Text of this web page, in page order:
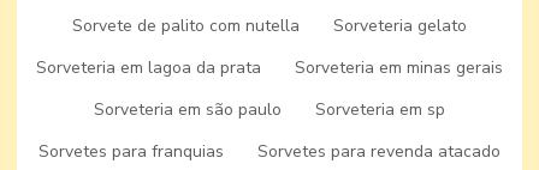
Sorvete de palito com nutella
Sorveteria gelato
Sorveteria em lagoa da prata
Sorveteria em minas gerais
Sorveteria em são paulo
Sorveteria em sp
Sorvetes para franquias
Sorvetes para revenda atacado
FABRICA DE PICOLE PALETA MEXICANA
Sobre